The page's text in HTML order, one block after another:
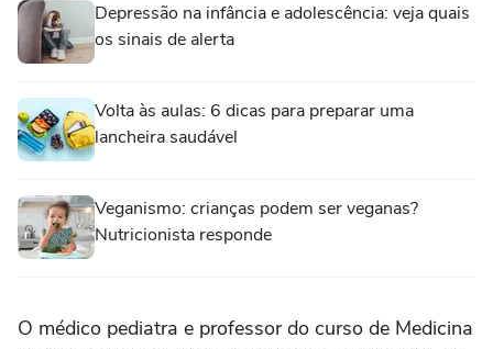
Depressão na infância e adolescência: veja quais
os sinais de alerta
Volta às aulas: 6 dicas para preparar uma
lancheira saudável
Veganismo: crianças podem ser veganas?
Nutricionista responde
O médico pediatra e professor do curso de Medicina